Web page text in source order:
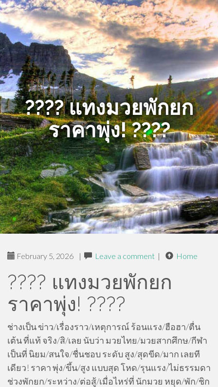
???? แทงมวยพักยก
ราคาพุ่ง! ????
February 5, 2026 | Leave a comment | Home
???? แทงมวยพักยก
ราคาพุ่ง! ????
ช่างเป็น ข่าว/เรื่องราว/เหตุการณ์ ร้อนแรง/ฮือฮา/ตื่น
เต้น ที่แท้ จริง/สิ/เลย นับว่า มวยไทย/มวยสากศึกษ/กีฬา
เป็นที่ นิยม/สนใจ/ชื่นชอบ ระดับ สูง/สุดขีด/มาก เลยที
เดียว! ราคา พุ่ง/ขึ้น/สูง แบบสุด โหด/รุนแรง/ไม่ธรรมดา
ช่วงพักยก/ระหว่าง/ต่อสู้/เมื่อไหร่ที่ นักมวย หยุด/พัก/ชิก